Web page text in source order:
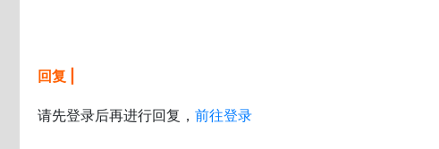
回复 |
请先登录后再进行回复， 前往登录